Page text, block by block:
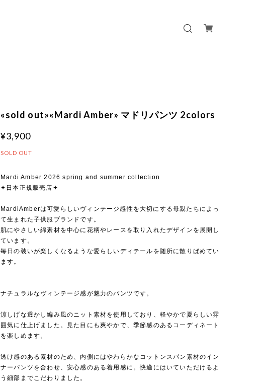
«sold out»«Mardi Amber» マドリパンツ 2colors
¥3,900
SOLD OUT
Mardi Amber 2026 spring and summer collection
✦日本正規販売店✦
MardiAmberは可愛らしいヴィンテージ感性を大切にする母親たちによっ
て生まれた子供服ブランドです。
肌にやさしい綿素材を中心に花柄やレースを取り入れたデザインを展開し
ています。
毎日の装いが楽しくなるような愛らしいディテールを随所に散りばめてい
ます。
ナチュラルなヴィンテージ感が魅力のパンツです。
涼しげな透かし編み風のニット素材を使用しており、軽やかで夏らしい雰
囲気に仕上げました。見た目にも爽やかで、季節感のあるコーディネート
を楽しめます。
透け感のある素材のため、内側にはやわらかなコットンスパン素材のイン
ナーパンツを合わせ、安心感のある着用感に。快適にはいていただけるよ
う細部までこだわりました。